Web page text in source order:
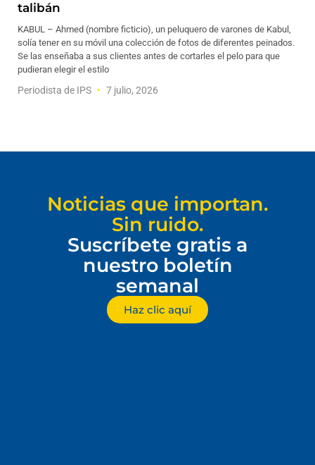
talibán
KABUL – Ahmed (nombre ficticio), un peluquero de varones de Kabul,
solía tener en su móvil una colección de fotos de diferentes peinados.
Se las enseñaba a sus clientes antes de cortarles el pelo para que
pudieran elegir el estilo
Periodista de IPS 7 julio, 2026
Noticias que importan.
Sin ruido.
Suscríbete gratis a
nuestro boletín
semanal
Haz clic aquí